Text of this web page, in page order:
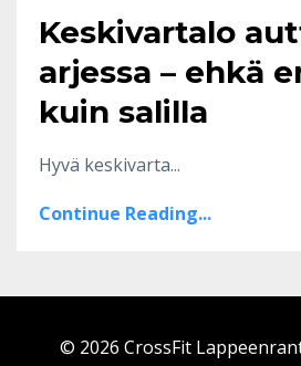
Keskivartalo
arjessa – ehkä
kuin salilla
Hyvä keskivarta...
Continue Reading...
© 2026 CrossFit